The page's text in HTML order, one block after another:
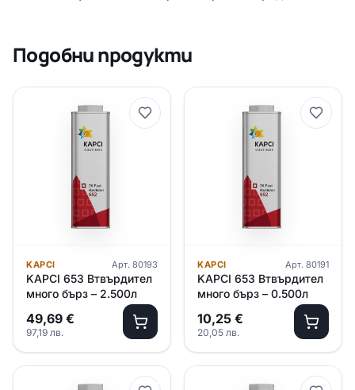
Подобни продукти
KAPCI Арт. 80193
KAPCI 653 Втвърдител
много бърз – 2.500л
49,69 €
97,19 лв.
KAPCI Арт. 80191
KAPCI 653 Втвърдител
много бърз – 0.500л
10,25 €
20,05 лв.